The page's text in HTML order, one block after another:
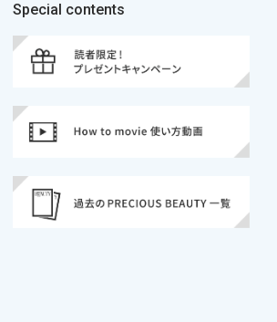
Special contents